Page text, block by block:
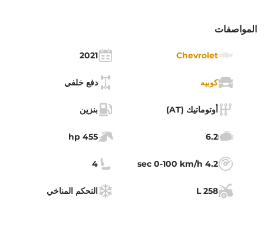
المواصفات
Chevrolet
2021
كوبيه دفع خلفي
أوتوماتيك (AT) بنزين
6.2
455 hp
4.2 sec 0-100 km/h
4
258 L التحكم المناخي